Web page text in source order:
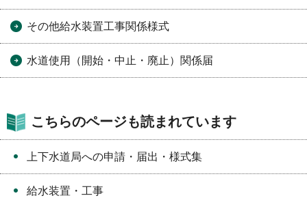
その他給水装置工事関係様式
水道使用（開始・中止・廃止）関係届
こちらのページも読まれています
上下水道局への申請・届出・様式集
給水装置・工事